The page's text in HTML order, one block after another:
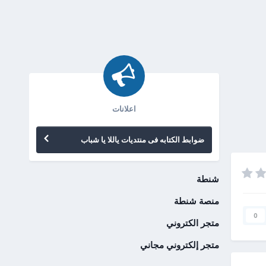
0
اعلانات
ضوابط الكتابه فى منتديات ياللا يا شباب
شنطة
منصة شنطة
متجر الكتروني
متجر إلكتروني مجاني